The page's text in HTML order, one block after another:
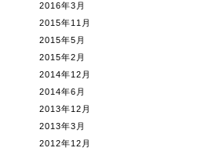
2016年3月
2015年11月
2015年5月
2015年2月
2014年12月
2014年6月
2013年12月
2013年3月
2012年12月